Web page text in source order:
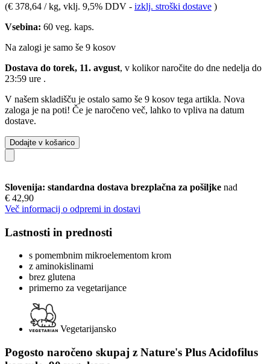
(€ 378,64 / kg, vklj. 9,5% DDV - izklj. stroški dostave )
Vsebina: 60 veg. kaps.
Na zalogi je samo še 9 kosov
Dostava do torek, 11. avgust, v kolikor naročite do dne nedelja do
23:59 ure .
V našem skladišču je ostalo samo še 9 kosov tega artikla. Nova
zaloga je na poti! Če je naročeno več, lahko to vpliva na datum
dostave.
Dodajte v košarico
Slovenija: standardna dostava brezplačna za pošiljke nad
€ 42,90
Več informacij o odpremi in dostavi
Lastnosti in prednosti
s pomembnim mikroelementom krom
z aminokislinami
brez glutena
primerno za vegetarijance
Vegetarijansko
Pogosto naročeno skupaj z Nature's Plus Acidofilus